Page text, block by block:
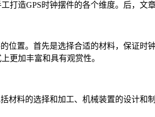
打造GPS时钟摆件的各个维度。后，文
置。首先是选择合适的材料，保证时
更加丰富和具有观赏性。
料的选择和加工、机械装置的设计和